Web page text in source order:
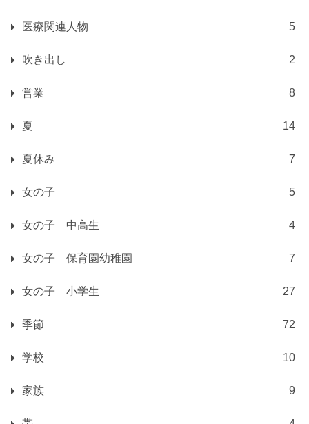
医療関連人物 5
吹き出し 2
営業 8
夏 14
夏休み 7
女の子 5
女の子 中高生 4
女の子 保育園幼稚園 7
女の子 小学生 27
季節 72
学校 10
家族 9